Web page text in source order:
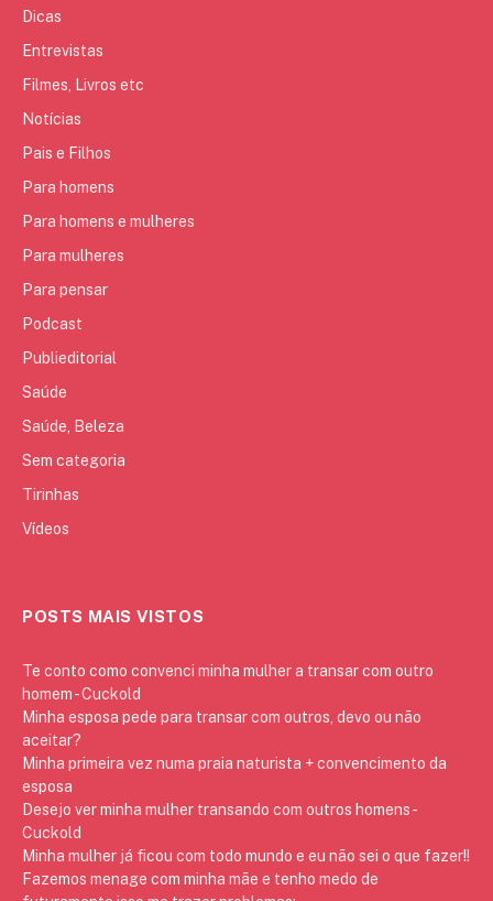
Dicas
Entrevistas
Filmes, Livros etc
Notícias
Pais e Filhos
Para homens
Para homens e mulheres
Para mulheres
Para pensar
Podcast
Publieditorial
Saúde
Saúde, Beleza
Sem categoria
Tirinhas
Vídeos
POSTS MAIS VISTOS
Te conto como convenci minha mulher a transar com outro
homem - Cuckold
Minha esposa pede para transar com outros, devo ou não
aceitar?
Minha primeira vez numa praia naturista + convencimento da
esposa
Desejo ver minha mulher transando com outros homens -
Cuckold
Minha mulher já ficou com todo mundo e eu não sei o que fazer!!
Fazemos menage com minha mãe e tenho medo de